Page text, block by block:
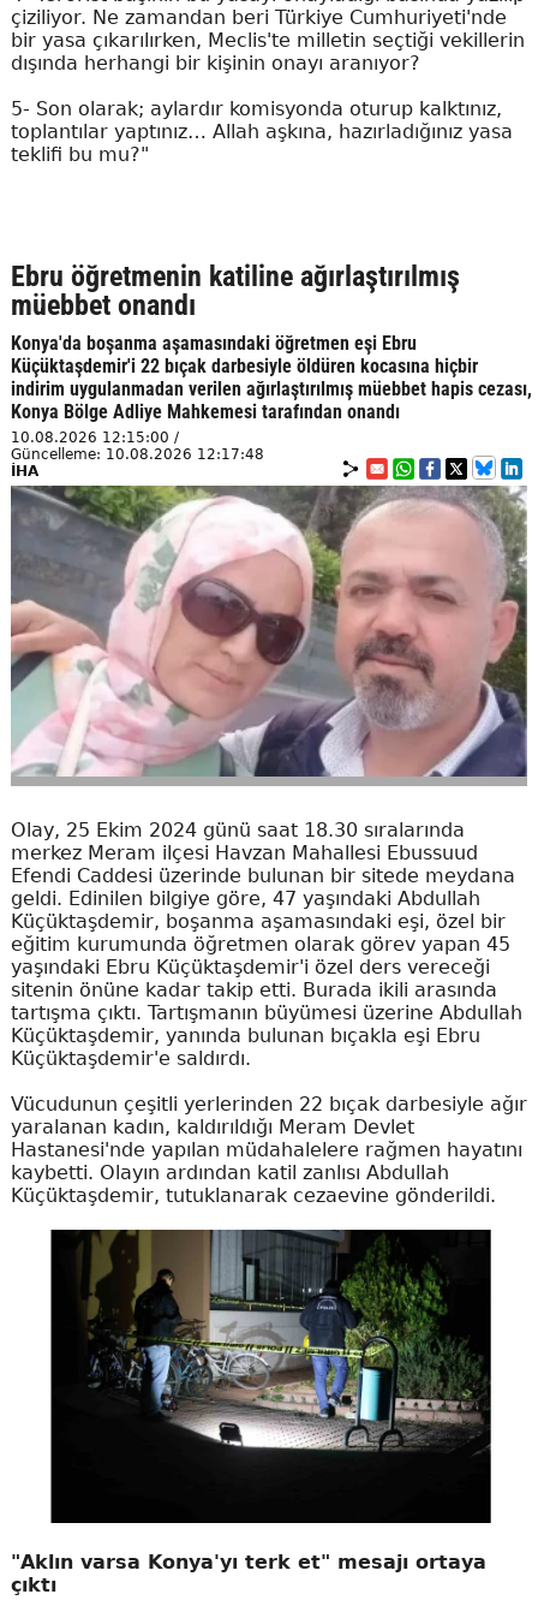
çiziliyor. Ne zamandan beri Türkiye Cumhuriyeti'nde
bir yasa çıkarılırken, Meclis'te milletin seçtiği vekillerin
dışında herhangi bir kişinin onayı aranıyor?
5- Son olarak; aylardır komisyonda oturup kalktınız,
toplantılar yaptınız… Allah aşkına, hazırladığınız yasa
teklifi bu mu?"
Ebru öğretmenin katiline ağırlaştırılmış
müebbet onandı
Konya'da boşanma aşamasındaki öğretmen eşi Ebru
Küçüktaşdemir'i 22 bıçak darbesiyle öldüren kocasına hiçbir
indirim uygulanmadan verilen ağırlaştırılmış müebbet hapis cezası,
Konya Bölge Adliye Mahkemesi tarafından onandı
10.08.2026 12:15:00 /
Güncelleme: 10.08.2026 12:17:48
İHA
Olay, 25 Ekim 2024 günü saat 18.30 sıralarında
merkez Meram ilçesi Havzan Mahallesi Ebussuud
Efendi Caddesi üzerinde bulunan bir sitede meydana
geldi. Edinilen bilgiye göre, 47 yaşındaki Abdullah
Küçüktaşdemir, boşanma aşamasındaki eşi, özel bir
eğitim kurumunda öğretmen olarak görev yapan 45
yaşındaki Ebru Küçüktaşdemir'i özel ders vereceği
sitenin önüne kadar takip etti. Burada ikili arasında
tartışma çıktı. Tartışmanın büyümesi üzerine Abdullah
Küçüktaşdemir, yanında bulunan bıçakla eşi Ebru
Küçüktaşdemir'e saldırdı.
Vücudunun çeşitli yerlerinden 22 bıçak darbesiyle ağır
yaralanan kadın, kaldırıldığı Meram Devlet
Hastanesi'nde yapılan müdahalelere rağmen hayatını
kaybetti. Olayın ardından katil zanlısı Abdullah
Küçüktaşdemir, tutuklanarak cezaevine gönderildi.
"Aklın varsa Konya'yı terk et" mesajı ortaya
çıktı